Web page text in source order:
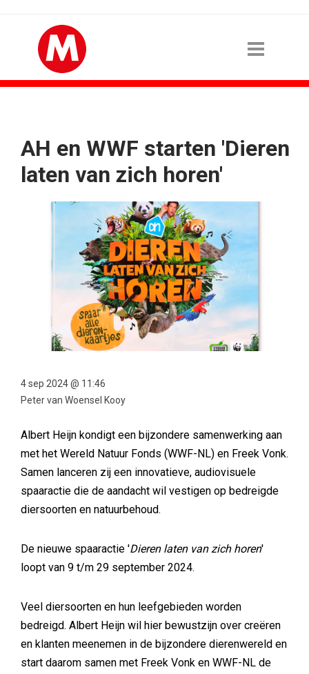
AH en WWF starten 'Dieren
laten van zich horen'
4 sep 2024 @ 11:46
Peter van Woensel Kooy
Albert Heijn kondigt een bijzondere samenwerking aan
met het Wereld Natuur Fonds (WWF-NL) en Freek Vonk.
Samen lanceren zij een innovatieve, audiovisuele
spaaractie die de aandacht wil vestigen op bedreigde
diersoorten en natuurbehoud.
De nieuwe spaaractie 'Dieren laten van zich horen'
loopt van 9 t/m 29 september 2024.
Veel diersoorten en hun leefgebieden worden
bedreigd. Albert Heijn wil hier bewustzijn over creëren
en klanten meenemen in de bijzondere dierenwereld en
start daarom samen met Freek Vonk en WWF-NL de